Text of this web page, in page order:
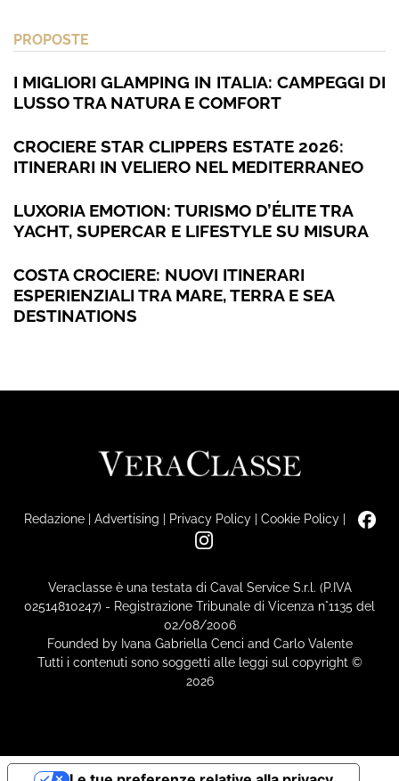
PROPOSTE
I MIGLIORI GLAMPING IN ITALIA: CAMPEGGI DI
LUSSO TRA NATURA E COMFORT
CROCIERE STAR CLIPPERS ESTATE 2026:
ITINERARI IN VELIERO NEL MEDITERRANEO
LUXORIA EMOTION: TURISMO D’ÉLITE TRA
YACHT, SUPERCAR E LIFESTYLE SU MISURA
COSTA CROCIERE: NUOVI ITINERARI
ESPERIENZIALI TRA MARE, TERRA E SEA
DESTINATIONS
Redazione| Advertising | Privacy Policy| Cookie Policy|
Veraclasse è una testata di Caval Service S.r.l. (P.IVA
02514810247) - Registrazione Tribunale di Vicenza n°1135 del
02/08/2006
Founded by Ivana Gabriella Cenci and Carlo Valente
Tutti i contenuti sono soggetti alle leggi sul copyright ©
2026